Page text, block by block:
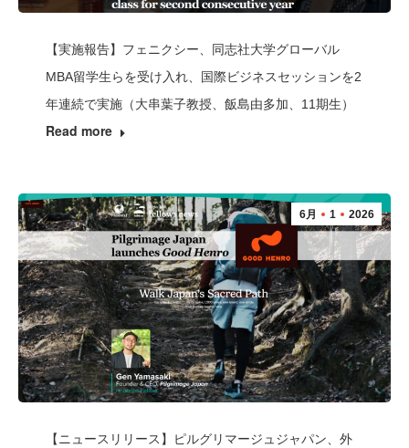
【実施報告】フェニクシー、同志社大学グローバル
MBA留学生らを受け入れ、国際ビジネスセッションを2
年連続で実施（大串葉子教授、飯島由多加、11期生）
Read more
6月 1 2026
【ニュースリリース】ピルグリマージュジャパン、外